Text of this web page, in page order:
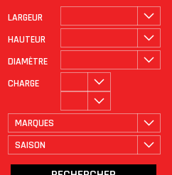
LARGEUR
HAUTEUR
DIAMÈTRE
CHARGE
MARQUES
SAISON